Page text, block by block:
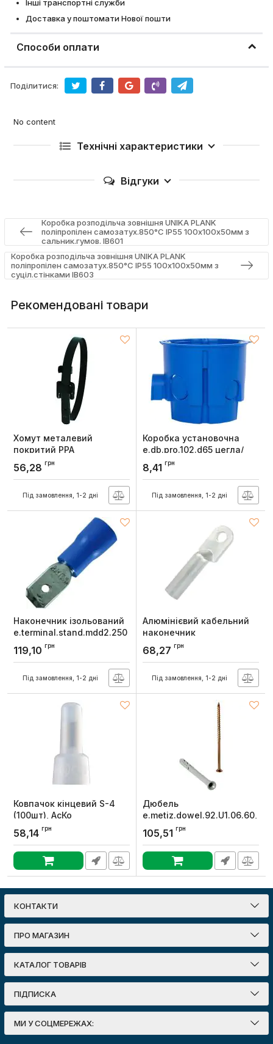
Інші транспортні служби
Доставка у поштомати Нової пошти
Способи оплати
Поділитися:
No content
Технічні характеристики
Відгуки
Коробка розподільча зовнішня UNIKA PLANK
поліпропілен самозатух.850°С IP55 100х100х50мм з
сальник.гумов. IB601
Коробка розподільча зовнішня UNIKA PLANK
поліпропілен самозатух.850°С IP55 100х100х50мм з
суціл.стінками IB603
Рекомендовані товари
Хомут металевий
покритий PPA
e.steel.tie.ppa.5.230,
230мм, E.NEXT
56,28 грн
Під замовлення, 1-2 дні
Коробка установочна
e.db.pro.102.d65 цегла/
бетон, глибока, блочна
КМ02 (упаковка 50 шт.),
Артикул:p018102
8,41 грн
Під замовлення, 1-2 дні
Наконечник ізольований
e.terminal.stand.mdd2.250
(dd.m.1,5.2,5.l), 100шт,
E.NEXT
119,10 грн
Під замовлення, 1-2 дні
Алюмінієвий кабельний
наконечник
e.end.stand.a.150, E.NEXT
Артикул:
68,27 грн
Під замовлення, 1-2 дні
Ковпачок кінцевий S-4
(100шт), АсКо
Артикул:A0150150016
58,14 грн
Дюбель
e.metiz.dowel.92.U1.06.60,
з ударним шурупом
М6х60 поліпропілен,
потай, E.NEXT
m0060027
105,51 грн
КОНТАКТИ
ПРО МАГАЗИН
КАТАЛОГ ТОВАРІВ
ПІДПИСКА
МИ У СОЦМЕРЕЖАХ: